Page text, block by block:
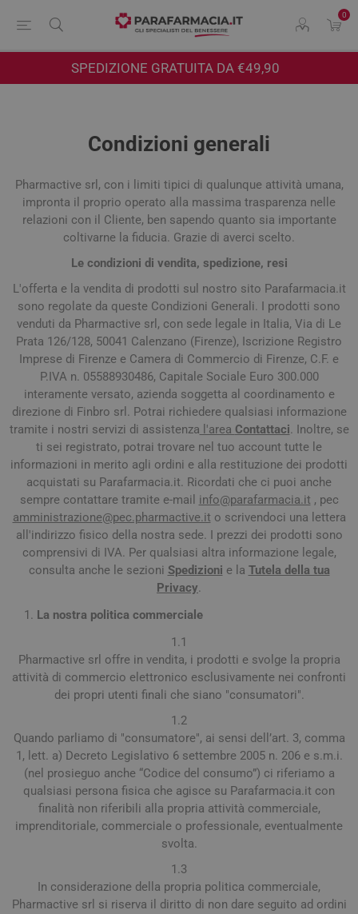
0
SPEDIZIONE GRATUITA DA €49,90
Condizioni generali
Pharmactive srl, con i limiti tipici di qualunque attività umana,
impronta il proprio operato alla massima trasparenza nelle
relazioni con il Cliente, ben sapendo quanto sia importante
coltivarne la fiducia. Grazie di averci scelto.
Le condizioni di vendita, spedizione, resi
L'offerta e la vendita di prodotti sul nostro sito Parafarmacia.it
sono regolate da queste Condizioni Generali. I prodotti sono
venduti da Pharmactive srl, con sede legale in Italia, Via di Le
Prata 126/128, 50041 Calenzano (Firenze), Iscrizione Registro
Imprese di Firenze e Camera di Commercio di Firenze, C.F. e
P.IVA n. 05588930486, Capitale Sociale Euro 300.000
interamente versato, azienda soggetta al coordinamento e
direzione di Finbro srl. Potrai richiedere qualsiasi informazione
tramite i nostri servizi di assistenza l'area Contattaci. Inoltre, se
ti sei registrato, potrai trovare nel tuo account tutte le
informazioni in merito agli ordini e alla restituzione dei prodotti
acquistati su Parafarmacia.it. Ricordati che ci puoi anche
sempre contattare tramite e-mail info@parafarmacia.it , pec
amministrazione@pec.pharmactive.it o scrivendoci una lettera
all'indirizzo fisico della nostra sede. I prezzi dei prodotti sono
comprensivi di IVA. Per qualsiasi altra informazione legale,
consulta anche le sezioni Spedizioni e la Tutela della tua
Privacy.
La nostra politica commerciale
1.1
Pharmactive srl offre in vendita, i prodotti e svolge la propria
attività di commercio elettronico esclusivamente nei confronti
dei propri utenti finali che siano "consumatori".
1.2
Quando parliamo di "consumatore", ai sensi dell’art. 3, comma
1, lett. a) Decreto Legislativo 6 settembre 2005 n. 206 e s.m.i.
(nel prosieguo anche “Codice del consumo”) ci riferiamo a
qualsiasi persona fisica che agisce su Parafarmacia.it con
finalità non riferibili alla propria attività commerciale,
imprenditoriale, commerciale o professionale, eventualmente
svolta.
1.3
In considerazione della propria politica commerciale,
Pharmactive srl si riserva il diritto di non dare seguito ad ordini